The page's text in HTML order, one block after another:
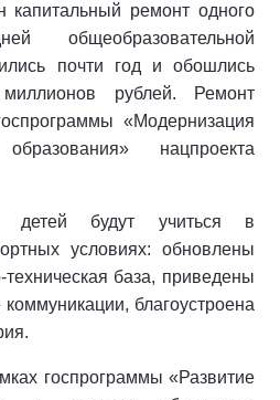
ремонт одного
общеобразовательной
почти год и обошлись
рублей. Ремонт
«Модернизация
нацпроекта
будут учиться в
условиях: обновлены
база, приведены
благоустроена
госпрограммы «Развитие